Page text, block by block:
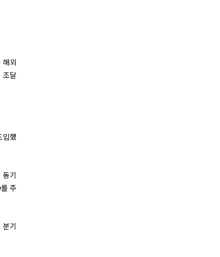
외
조달
입했
기
주
기